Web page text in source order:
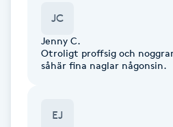
Katun fransar
JC
Jenny C.
Otroligt proffsig och
såhär fina naglar någonsin.
EJ